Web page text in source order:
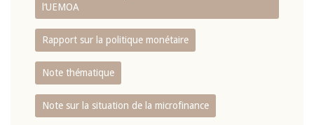
l‘UEMOA
Rapport sur la politique monétaire
Note thématique
Note sur la situation de la microfinance